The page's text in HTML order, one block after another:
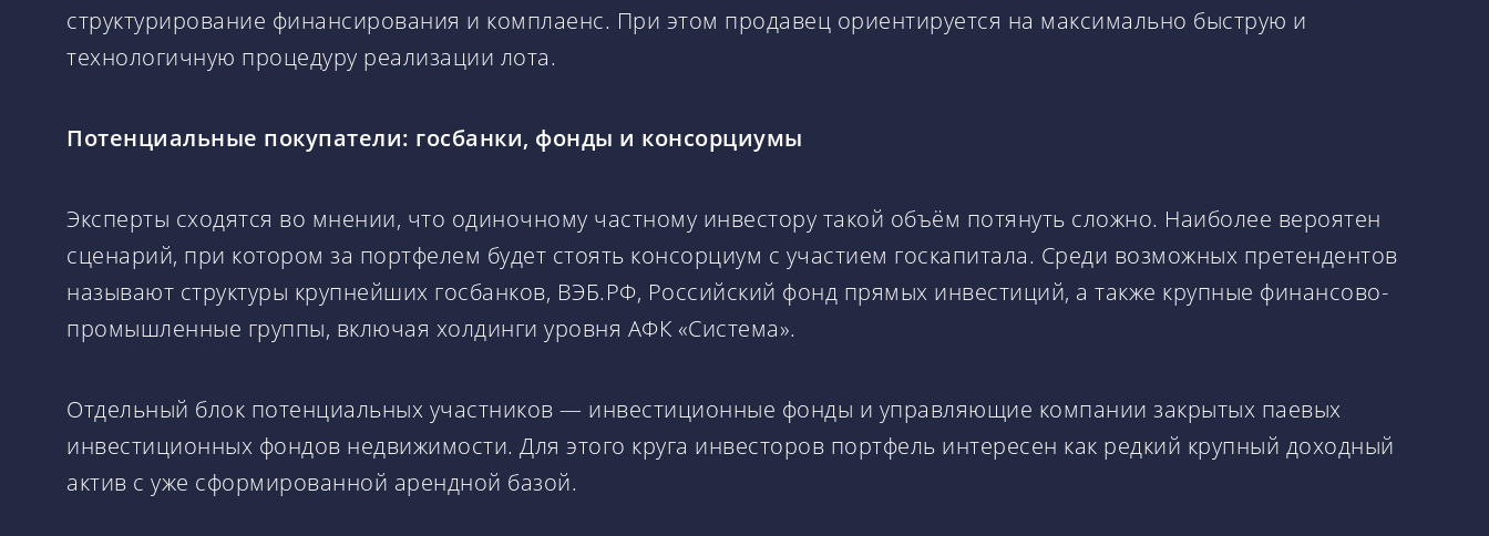
структурирование финансирования и комплаенс. При этом продавец ориентируется на максимально быструю и
технологичную процедуру реализации лота.
Потенциальные покупатели: госбанки, фонды и консорциумы
Эксперты сходятся во мнении, что одиночному частному инвестору такой объём потянуть сложно. Наиболее вероятен
сценарий, при котором за портфелем будет стоять консорциум с участием госкапитала. Среди возможных претендентов
называют структуры крупнейших госбанков, ВЭБ.РФ, Российский фонд прямых инвестиций, а также крупные финансово-
промышленные группы, включая холдинги уровня АФК «Система».
Отдельный блок потенциальных участников — инвестиционные фонды и управляющие компании закрытых паевых
инвестиционных фондов недвижимости. Для этого круга инвесторов портфель интересен как редкий крупный доходный
актив с уже сформированной арендной базой.